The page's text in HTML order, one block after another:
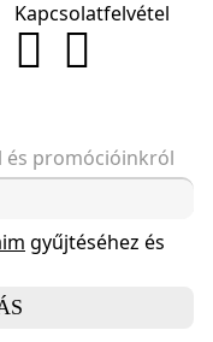
Kapcsolatfelvétel
és promócióinkról
gyűjtéséhez és